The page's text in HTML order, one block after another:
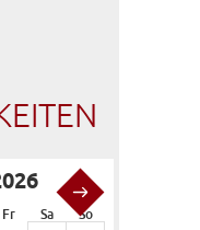
Fr Sa So